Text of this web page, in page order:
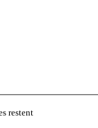
restent